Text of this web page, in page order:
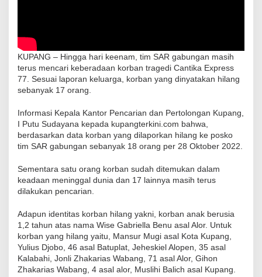
KUPANG – Hingga hari keenam, tim SAR gabungan masih
terus mencari keberadaan korban tragedi Cantika Express
77. Sesuai laporan keluarga, korban yang dinyatakan hilang
sebanyak 17 orang.
Informasi Kepala Kantor Pencarian dan Pertolongan Kupang,
I Putu Sudayana kepada kupangterkini.com bahwa,
berdasarkan data korban yang dilaporkan hilang ke posko
tim SAR gabungan sebanyak 18 orang per 28 Oktober 2022.
Sementara satu orang korban sudah ditemukan dalam
keadaan meninggal dunia dan 17 lainnya masih terus
dilakukan pencarian.
Adapun identitas korban hilang yakni, korban anak berusia
1,2 tahun atas nama Wise Gabriella Benu asal Alor. Untuk
korban yang hilang yaitu, Mansur Mugi asal Kota Kupang,
Yulius Djobo, 46 asal Batuplat, Jeheskiel Alopen, 35 asal
Kalabahi, Jonli Zhakarias Wabang, 71 asal Alor, Gihon
Zhakarias Wabang, 4 asal alor, Muslihi Balich asal Kupang.